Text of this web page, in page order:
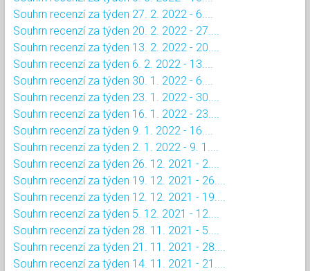
Souhrn recenzí za týden 27. 2. 2022 - 6....
Souhrn recenzí za týden 20. 2. 2022 - 27....
Souhrn recenzí za týden 13. 2. 2022 - 20....
Souhrn recenzí za týden 6. 2. 2022 - 13....
Souhrn recenzí za týden 30. 1. 2022 - 6....
Souhrn recenzí za týden 23. 1. 2022 - 30....
Souhrn recenzí za týden 16. 1. 2022 - 23....
Souhrn recenzí za týden 9. 1. 2022 - 16....
Souhrn recenzí za týden 2. 1. 2022 - 9. 1....
Souhrn recenzí za týden 26. 12. 2021 - 2....
Souhrn recenzí za týden 19. 12. 2021 - 26....
Souhrn recenzí za týden 12. 12. 2021 - 19....
Souhrn recenzí za týden 5. 12. 2021 - 12....
Souhrn recenzí za týden 28. 11. 2021 - 5....
Souhrn recenzí za týden 21. 11. 2021 - 28....
Souhrn recenzí za týden 14. 11. 2021 - 21....